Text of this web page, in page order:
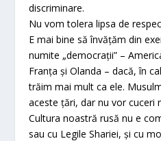
discriminare.
Nu vom tolera lipsa de
E mai bine să învățăm din
numite „democrații” –
Franța și Olanda – dacă, în
trăim mai mult ca ele.
aceste țări, dar nu vor cuceri
Cultura noastră rusă nu e
sau cu Legile Shariei, și cu